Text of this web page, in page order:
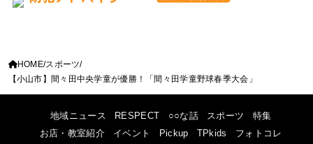
HOME スポーツ
【小山市】間々田中央学童が優勝！「間々田学童野球春季大会」
地域ニュース RESPECT ○○な話 スポーツ
特集
お店・教室紹介
イベント Pickup TPkids フォトコレ